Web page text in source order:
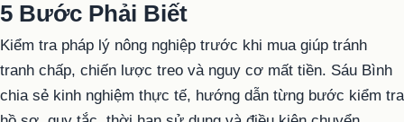
5 Bước Phải Biết
Kiểm tra pháp lý nông nghiệp trước khi mua giúp tránh
tranh chấp, chiến lược treo và nguy cơ mất tiền. Sáu Bình
chia sẻ kinh nghiệm thực tế, hướng dẫn từng bước kiểm tra